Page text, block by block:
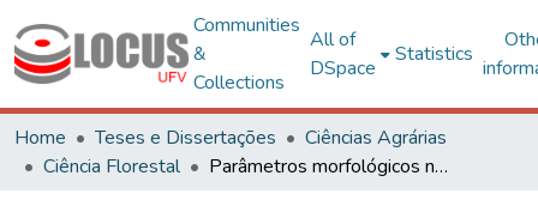
Communities
&
Collections
All of
DSpace
Statistics
Home Teses e Dissertações
Ciências Agrárias
Ciência Florestal
Parâmetros morfológicos na avaliação da qualidade de mudas de Eucalyptus grandis, produzidas em diferentes tamanhos de tubete e de dosagens de N - P - K